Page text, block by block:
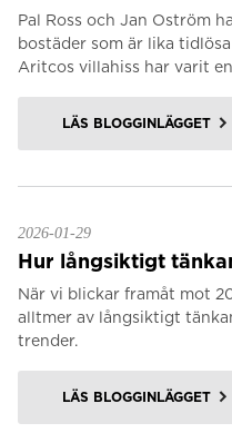
Pal Ross och Jan Oström
bostäder som är lika
Aritcos villahiss har varit
LÄS BLOGGINLÄGGET
2026-01-29
Hur långsiktigt
När vi blickar framåt mot
alltmer av långsiktigt
trender.
LÄS BLOGGINLÄGGET